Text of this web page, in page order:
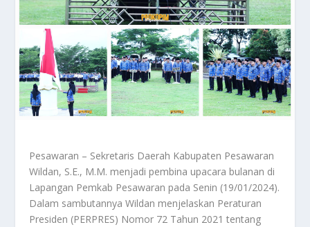
Pesawaran – Sekretaris Daerah Kabupaten Pesawaran
Wildan, S.E., M.M. menjadi pembina upacara bulanan di
Lapangan Pemkab Pesawaran pada Senin (19/01/2024).
Dalam sambutannya Wildan menjelaskan Peraturan
Presiden (PERPRES) Nomor 72 Tahun 2021 tentang